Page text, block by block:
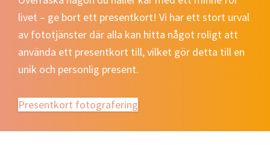
livet – ge bort ett presentkort! Vi har ett stort urval
av fototjänster där alla kan hitta något roligt att
använda ett presentkort till, vilket gör detta till en
unik och personlig present.
Presentkort fotografering